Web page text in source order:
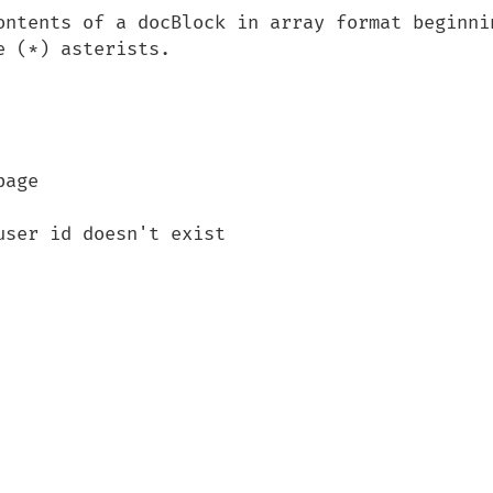
of a docBlock in array format
(*) asterists.